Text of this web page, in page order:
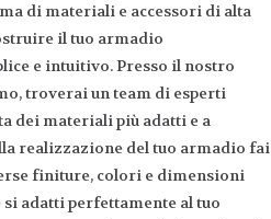
di materiali e accessori di alta
il tuo armadio
e intuitivo. Presso il nostro
troverai un team di esperti
dei materiali più adatti e a
realizzazione del tuo armadio fai
finiture, colori e dimensioni
si adatti perfettamente al tuo